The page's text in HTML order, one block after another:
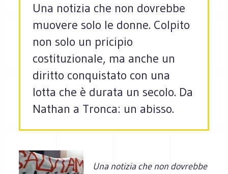
Una notizia che non dovrebbe
muovere solo le donne. Colpito
non solo un pricipio
costituzionale, ma anche un
diritto conquistato con una
lotta che è durata un secolo. Da
Nathan a Tronca: un abisso.
Una notizia che non dovrebbe